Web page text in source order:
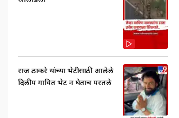
राज ठाकरे यांच्या भेटीसाठी आलेले
दिलीप गावित भेट न घेताच परतले